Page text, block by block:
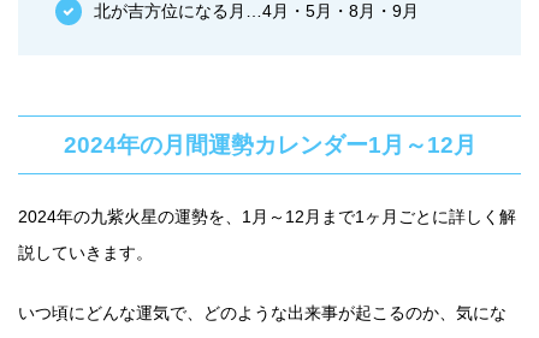
北が吉方位になる月…4月・5月・8月・9月
2024年の月間運勢カレンダー1月～12月
2024年の九紫火星の運勢を、1月～12月まで1ヶ月ごとに詳しく解
説していきます。
いつ頃にどんな運気で、どのような出来事が起こるのか、気にな